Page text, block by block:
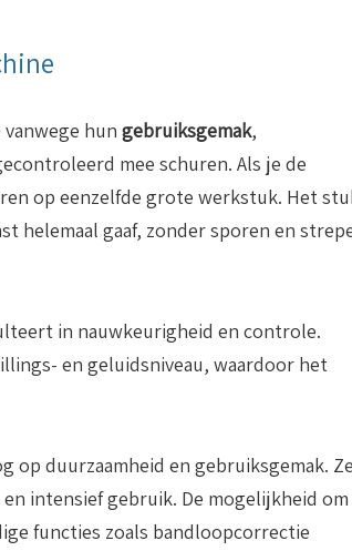
hun gebruiksgemak,
mee schuren. Als je de
op eenzelfde grote werkstuk. Het
helemaal gaaf, zonder sporen en
in nauwkeurigheid en controle.
en geluidsniveau, waardoor het
op duurzaamheid en gebruiksgemak. Ze
intensief gebruik. De mogelijkheid om
functies zoals bandloopcorrectie